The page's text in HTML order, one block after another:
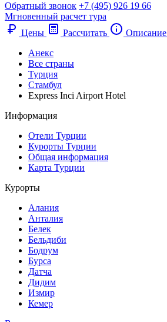
Обратный звонок +7 (495) 926 19 66
Мгновенный расчет тура
Цены
Рассчитать Описание
Анекс
Все страны
Турция
Стамбул
Express Inci Airport Hotel
Информация
Отели Турции
Курорты Турции
Общая информация
Карта Турции
Курорты
Алания
Анталия
Белек
Бельдиби
Бодрум
Бурса
Датча
Дидим
Измир
Кемер